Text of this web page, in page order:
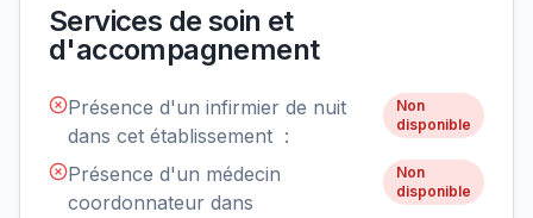
Services de soin et
d'accompagnement
Présence d'un infirmier de nuit
dans cet établissement :
Non
disponible
Présence d'un médecin
coordonnateur dans
Non
disponible